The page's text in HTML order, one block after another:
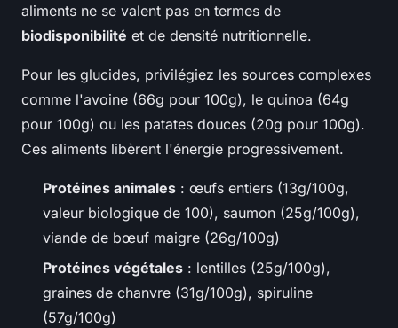
aliments ne se valent pas en termes de
biodisponibilité et de densité nutritionnelle.
Pour les glucides, privilégiez les sources complexes
comme l'avoine (66g pour 100g), le quinoa (64g
pour 100g) ou les patates douces (20g pour 100g).
Ces aliments libèrent l'énergie progressivement.
Protéines animales : œufs entiers (13g/100g,
valeur biologique de 100), saumon (25g/100g),
viande de bœuf maigre (26g/100g)
Protéines végétales : lentilles (25g/100g),
graines de chanvre (31g/100g), spiruline
(57g/100g)